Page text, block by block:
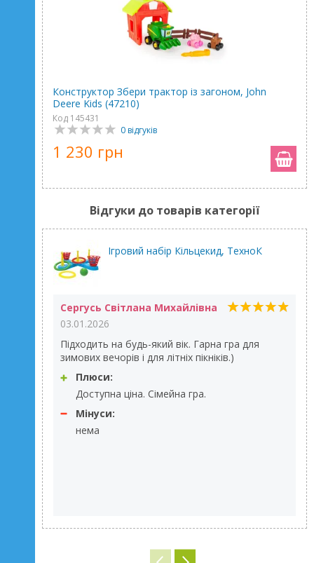
Конструктор Збери трактор із загоном, John
Deere Kids (47210)
Код 145431
0 відгуків
1 230 грн
Відгуки до товарів категорії
Ігровий набір Кільцекид, ТехноК
Сергусь Світлана Михайлівна
03.01.2026
Підходить на будь-який вік. Гарна гра для
зимових вечорів і для літніх пікніків.)
Плюси:
Доступна ціна. Сімейна гра.
Мінуси:
нема